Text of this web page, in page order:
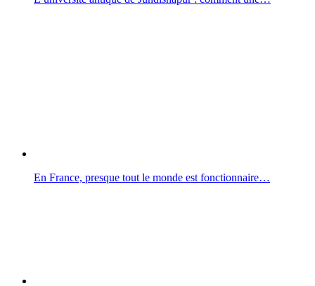
En France, presque tout le monde est fonctionnaire…